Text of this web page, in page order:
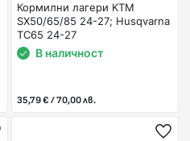
Кормилни лагери KTM
SX50/65/85 24-27; Husqvarna
TC65 24-27
В наличност
35,79 € / 70,00 лв.